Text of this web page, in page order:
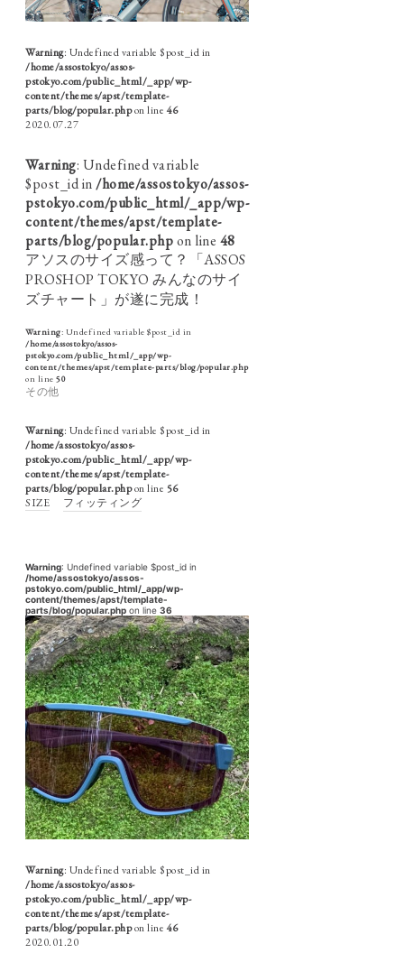
Warning: Undefined variable $post_id in
/home/assostokyo/assos-
pstokyo.com/public_html/_app/wp-
content/themes/apst/template-
parts/blog/popular.phpon line 46
2020.07.27
Warning: Undefined variable
$post_id in/home/assostokyo/assos-
pstokyo.com/public_html/_app/wp-
content/themes/apst/template-
parts/blog/popular.phpon line 48
アソスのサイズ感って？「ASSOS
PROSHOP TOKYO みんなのサイ
ズチャート」が遂に完成！
Warning: Undefined variable $post_id in
/home/assostokyo/assos-
pstokyo.com/public_html/_app/wp-
content/themes/apst/template-parts/blog/popular.php
on line 50
その他
Warning: Undefined variable $post_id in
/home/assostokyo/assos-
pstokyo.com/public_html/_app/wp-
content/themes/apst/template-
parts/blog/popular.phpon line 56
SIZE
フィッティング
Warning: Undefined variable $post_id in
/home/assostokyo/assos-
pstokyo.com/public_html/_app/wp-
content/themes/apst/template-
parts/blog/popular.php on line 36
Warning: Undefined variable $post_id in
/home/assostokyo/assos-
pstokyo.com/public_html/_app/wp-
content/themes/apst/template-
parts/blog/popular.phpon line 46
2020.01.20